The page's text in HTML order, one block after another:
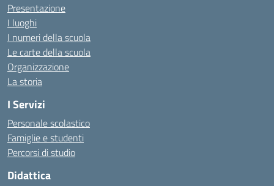
Presentazione
I luoghi
I numeri della scuola
Le carte della scuola
Organizzazione
La storia
I Servizi
Personale scolastico
Famiglie e studenti
Percorsi di studio
Didattica